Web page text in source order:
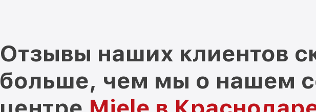
Отзывы наших клиентов
больше, чем мы о нашем